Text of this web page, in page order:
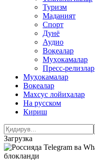
Туризм
Маданият
Спорт
Дунё
Аудио
Воқеалар
Муҳокамалар
Пресс-релизлар
Муҳокамалар
Воқеалар
Махсус лойиҳалар
На русском
Кириш
Загрузка